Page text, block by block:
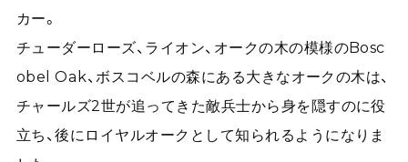
カー。
チューダーローズ、ライオン、オークの木の模様のBosc
obel Oak、ボスコベルの森にある大きなオークの木は、
チャールズ2世が追ってきた敵兵士から身を隠すのに役
立ち、後にロイヤルオークとして知られるようになりま